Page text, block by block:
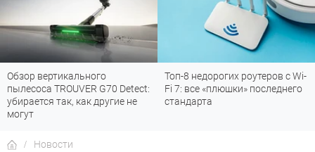
Обзор вертикального
пылесоса TROUVER G70 Detect:
убирается так, как другие не
могут
Топ-8 недорогих роутеров с Wi-
Fi 7: все «плюшки» последнего
стандарта
Новости